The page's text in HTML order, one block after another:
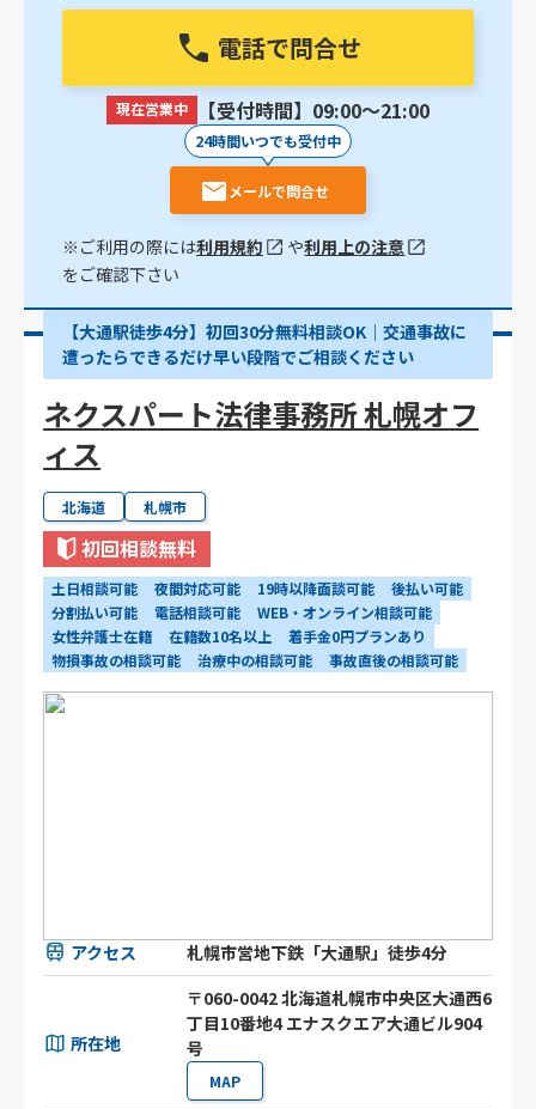
電話で問合せ
現在営業中 【受付時間】09:00〜21:00
24時間いつでも受付中
メールで問合せ
※ご利用の際には利用規約 や利用上の注意
をご確認下さい
【大通駅徒歩4分】初回30分無料相談OK｜交通事故に
遭ったらできるだけ早い段階でご相談ください
ネクスパート法律事務所 札幌オフ
ィス
北海道 札幌市
初回相談無料
土日相談可能 夜間対応可能 19時以降面談可能
後払い可能
分割払い可能
電話相談可能
WEB・オンライン相談可能
女性弁護士在籍
在籍数10名以上
着手金0円プランあり
物損事故の相談可能
治療中の相談可能 事故直後の相談可能
アクセス 札幌市営地下鉄「大通駅」徒歩4分
所在地
〒060-0042 北海道札幌市中央区大通西6
丁目10番地4 エナスクエア大通ビル904
号
MAP